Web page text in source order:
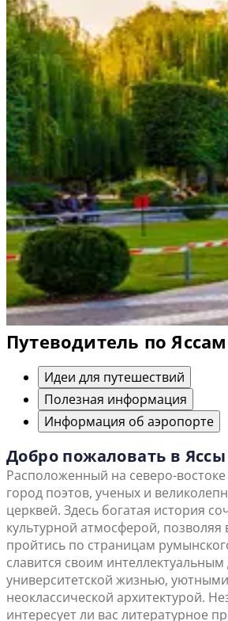
Путеводитель по Яссам
Идеи для путешествий
Полезная информация
Информация об аэропорте
Добро пожаловать в Яссы
Расположенный на северо-
город поэтов, ученых и
церквей. Здесь богатая история
культурной атмосферой, позволяя
пройтись по страницам
славится своим
университетской жизнью,
неоклассической архитектурой.
интересует ли вас литературное